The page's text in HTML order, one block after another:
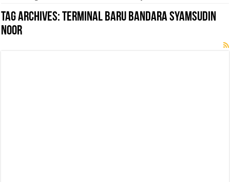
Tag Archives:Terminal baru Bandara Syamsudin
Noor